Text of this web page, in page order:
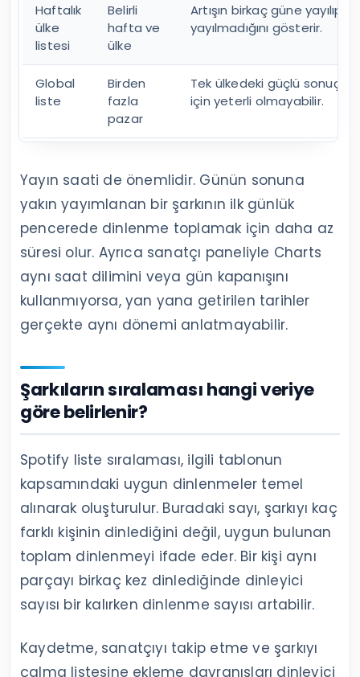
Haftalık
ülke
listesi
Belirli
hafta ve
ülke
Artışın birkaç güne yayılıp
yayılmadığını gösterir.
Global
liste
Birden
fazla
pazar
Tek ülkedeki güçlü sonuç
için yeterli olmayabilir.
Yayın saati de önemlidir. Günün sonuna
yakın yayımlanan bir şarkının ilk günlük
pencerede dinlenme toplamak için daha az
süresi olur. Ayrıca sanatçı paneliyle Charts
aynı saat dilimini veya gün kapanışını
kullanmıyorsa, yan yana getirilen tarihler
gerçekte aynı dönemi anlatmayabilir.
Şarkıların sıralaması hangi veriye
göre belirlenir?
Spotify liste sıralaması, ilgili tablonun
kapsamındaki uygun dinlenmeler temel
alınarak oluşturulur. Buradaki sayı, şarkıyı kaç
farklı kişinin dinlediğini değil, uygun bulunan
toplam dinlenmeyi ifade eder. Bir kişi aynı
parçayı birkaç kez dinlediğinde dinleyici
sayısı bir kalırken dinlenme sayısı artabilir.
Kaydetme, sanatçıyı takip etme ve şarkıyı
çalma listesine ekleme davranışları dinleyici